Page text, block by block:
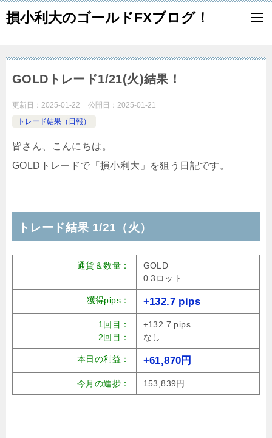
損小利大のゴールドFXブログ！
GOLDトレード1/21(火)結果！
更新日： 2025-01-22 公開日： 2025-01-21
トレード結果（日報）
皆さん、こんにちは。
GOLDトレードで「損小利大」を狙う日記です。
トレード結果 1/21（火）
通貨＆数量：
GOLD
0.3ロット
獲得pips： +132.7 pips
1回目：
2回目：
+132.7 pips
なし
本日の利益： +61,870円
今月の進捗： 153,839円